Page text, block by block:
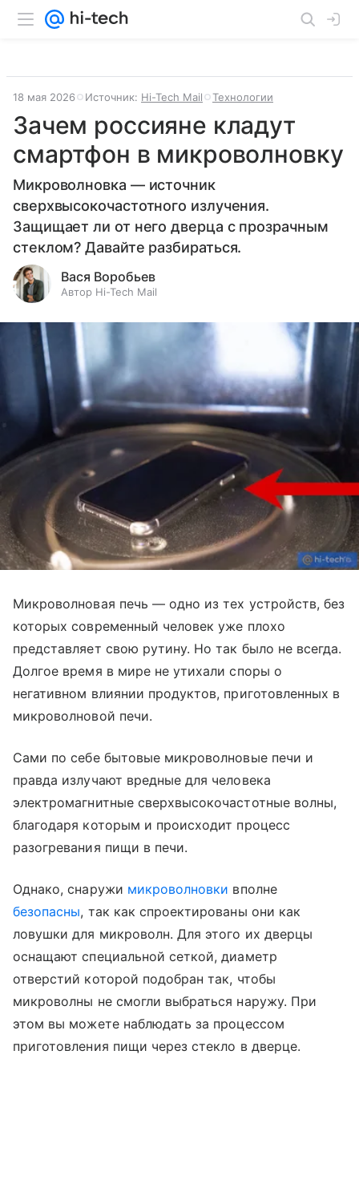
18 мая 2026 Источник: Hi-Tech Mail Технологии
Зачем россияне кладут
смартфон в микроволновку
Микроволновка — источник
сверхвысокочастотного излучения.
Защищает ли от него дверца с прозрачным
стеклом? Давайте разбираться.
Вася Воробьев
Автор Hi-Tech Mail
Микроволновая печь — одно из тех устройств, без
которых современный человек уже плохо
представляет свою рутину. Но так было не всегда.
Долгое время в мире не утихали споры о
негативном влиянии продуктов, приготовленных в
микроволновой печи.
Сами по себе бытовые микроволновые печи и
правда излучают вредные для человека
электромагнитные сверхвысокочастотные волны,
благодаря которым и происходит процесс
разогревания пищи в печи.
Однако, снаружи микроволновки вполне
безопасны, так как спроектированы они как
ловушки для микроволн. Для этого их дверцы
оснащают специальной сеткой, диаметр
отверстий которой подобран так, чтобы
микроволны не смогли выбраться наружу. При
этом вы можете наблюдать за процессом
приготовления пищи через стекло в дверце.